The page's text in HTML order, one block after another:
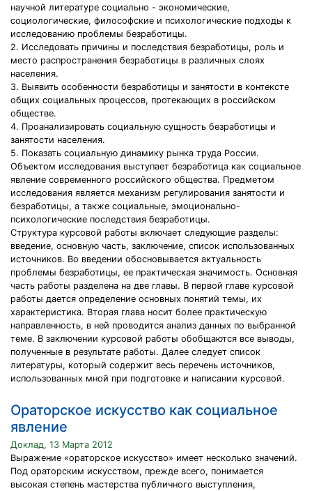
научной литературе социально - экономические,
социологические, философские и психологические подходы к
исследованию проблемы безработицы.
2. Исследовать причины и последствия безработицы, роль и
место распространения безработицы в различных слоях
населения.
3. Выявить особенности безработицы и занятости в контексте
общих социальных процессов, протекающих в российском
обществе.
4. Проанализировать социальную сущность безработицы и
занятости населения.
5. Показать социальную динамику рынка труда России.
Объектом исследования выступает безработица как социальное
явление современного российского общества. Предметом
исследования является механизм регулирования занятости и
безработицы, а также социальные, эмоционально-
психологические последствия безработицы.
Структура курсовой работы включает следующие разделы:
введение, основную часть, заключение, список использованных
источников. Во введении обосновывается актуальность
проблемы безработицы, ее практическая значимость. Основная
часть работы разделена на две главы. В первой главе курсовой
работы дается определение основных понятий темы, их
характеристика. Вторая глава носит более практическую
направленность, в ней проводится анализ данных по выбранной
теме. В заключении курсовой работы обобщаются все выводы,
полученные в результате работы. Далее следует список
литературы, который содержит весь перечень источников,
использованных мной при подготовке и написании курсовой.
Ораторское искусство как социальное
явление
Доклад, 13 Марта 2012
Выражение «ораторское искусство» имеет несколько значений.
Под ораторским искусством, прежде всего, понимается
высокая степень мастерства публичного выступления,